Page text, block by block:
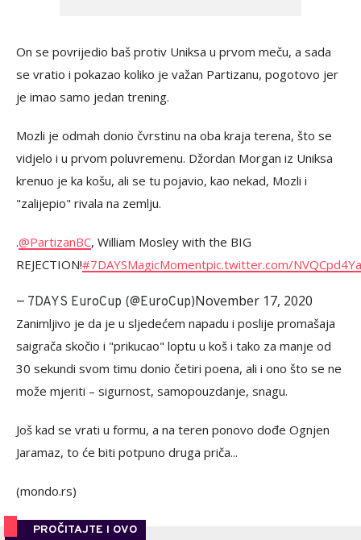
On se povrijedio baš protiv Uniksa u prvom meču, a sada
se vratio i pokazao koliko je važan Partizanu, pogotovo jer
je imao samo jedan trening.
Mozli je odmah donio čvrstinu na oba kraja terena, što se
vidjelo i u prvom poluvremenu. Džordan Morgan iz Uniksa
krenuo je ka košu, ali se tu pojavio, kao nekad, Mozli i
"zalijepio" rivala na zemlju.
.@PartizanBC, William Mosley with the BIG
REJECTION!#7DAYSMagicMomentpic.twitter.com/
— 7DAYS EuroCup (@EuroCup)November 17, 2020
Zanimljivo je da je u sljedećem napadu i poslije promašaja
saigrača skočio i "prikucao" loptu u koš i tako za manje od
30 sekundi svom timu donio četiri poena, ali i ono što se ne
može mjeriti – sigurnost, samopouzdanje, snagu.
Još kad se vrati u formu, a na teren ponovo dođe Ognjen
Jaramaz, to će biti potpuno druga priča...
(mondo.rs)
PROČITAJTE I OVO